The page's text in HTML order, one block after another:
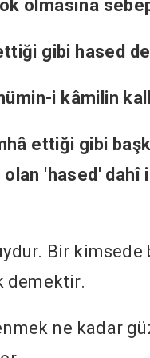
olmasına
gibi hased
i kâmilin
ettiği gibi
'hased'
Bir
demektir.
ne kadar